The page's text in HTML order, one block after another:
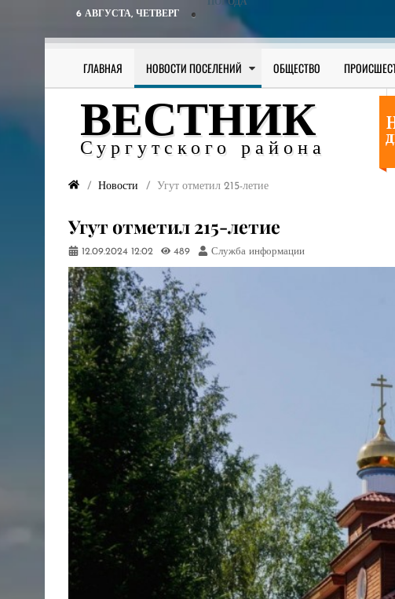
6 АВГУСТА, ЧЕТВЕРГ
ПОГОДА
ГЛАВНАЯ НОВОСТИ ПОСЕЛЕНИЙ ОБЩЕСТВО
ВЕСТНИК
Сургутского района
Новости Угут отметил 215-летие
Угут отметил 215-летие
12.09.2024 12:02 489 Служба информации